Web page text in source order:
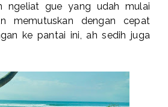
ngeliat gue yang udah mulai
memutuskan dengan cepat
ke pantai ini, ah sedih juga